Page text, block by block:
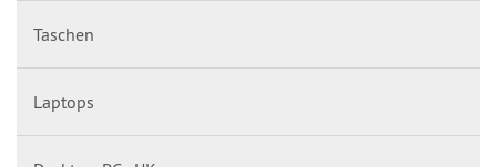
Taschen
Laptops